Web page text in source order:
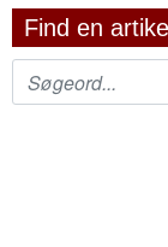
Find en artikel